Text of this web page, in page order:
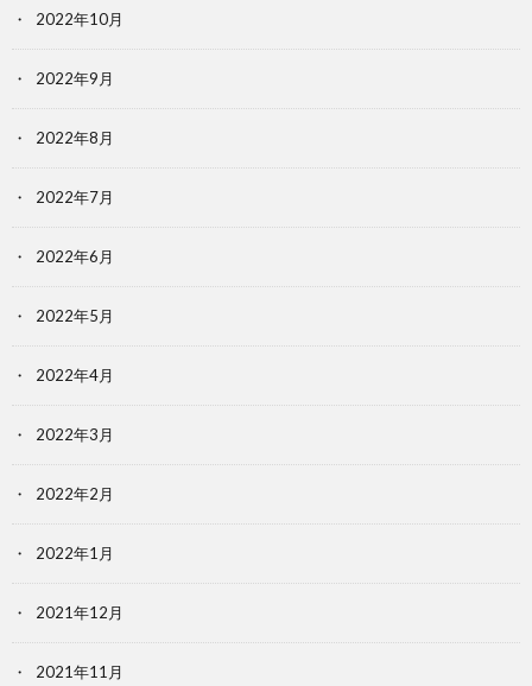
2022年10月
2022年9月
2022年8月
2022年7月
2022年6月
2022年5月
2022年4月
2022年3月
2022年2月
2022年1月
2021年12月
2021年11月